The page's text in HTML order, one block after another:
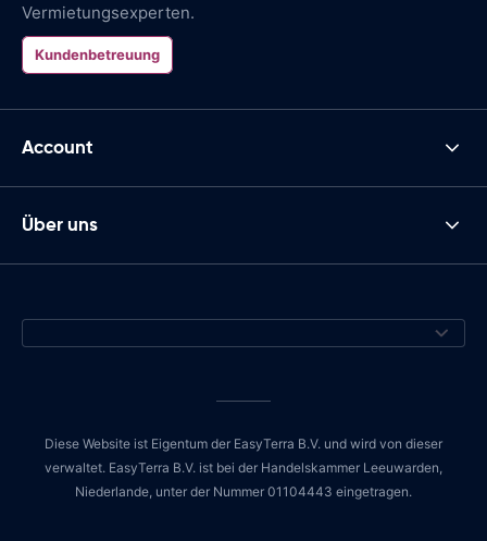
Vermietungsexperten.
Kundenbetreuung
Account
Über uns
Diese Website ist Eigentum der EasyTerra B.V. und wird von dieser
verwaltet. EasyTerra B.V. ist bei der Handelskammer Leeuwarden,
Niederlande, unter der Nummer 01104443 eingetragen.